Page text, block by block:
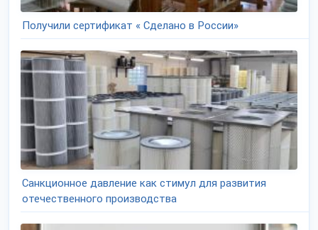
Получили сертификат « Сделано в России»
Санкционное давление как стимул для развития
отечественного производства